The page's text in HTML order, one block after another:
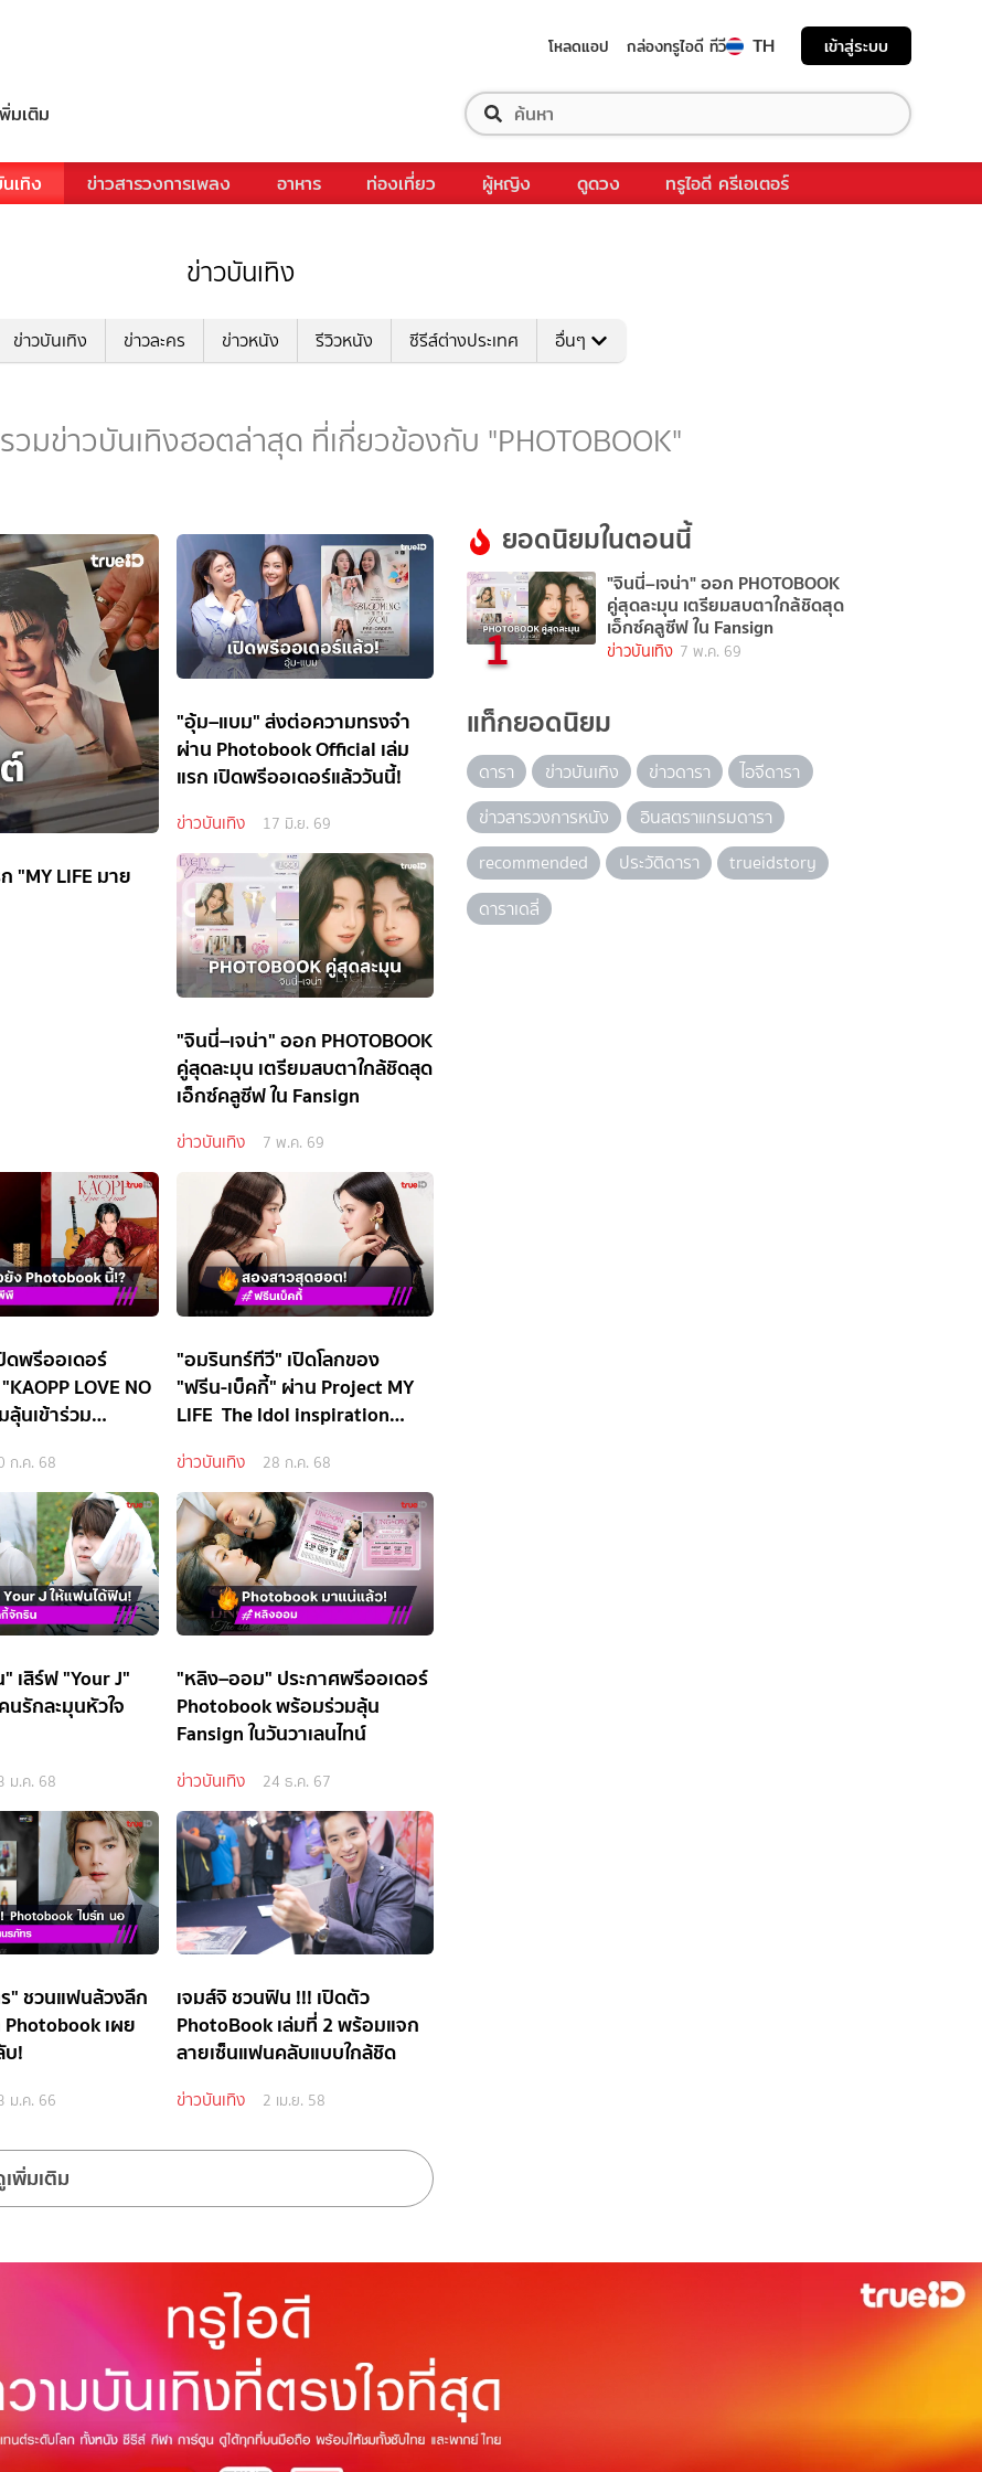
โหลดแอป กล่องทรูไอดี ทีวี TH เข้าสู่ระบบ
มเติม
เทิง ข่าวสารวงการเพลง อาหาร ท่องเที่ยว ผู้หญิง ดูดวง ทรูไอดี ครีเอเตอร์
ข่าวบันเทิง
ข่าวบันเทิง ข่าวละคร ข่าวหนัง รีวิวหนัง ซีรีส์ต่างประเทศ อื่นๆ
วมข่าวบันเทิงฮอตล่าสุด ที่เกี่ยวข้องกับ "PHOTOBOOK"
"MY LIFE มาย
"อุ้ม–แบม" ส่งต่อความทรงจำ
ผ่าน Photobook Official เล่ม
แรก เปิดพรีออเดอร์แล้ววันนี้!
ข่าวบันเทิง 17 มิ.ย. 69
"จินนี่–เจน่า" ออก PHOTOBOOK
คู่สุดละมุน เตรียมสบตาใกล้ชิดสุด
เอ็กซ์คลูซีฟ ใน Fansign
ข่าวบันเทิง 7 พ.ค. 69
ดพรีออเดอร์
LOVE NO
นเข้าร่วม
ก.ค. 68
"อมรินทร์ทีวี" เปิดโลกของ
"ฟรีน-เบ็คกี้" ผ่าน Project MY
LIFE The Idol inspiration
ข่าวบันเทิง 28 ก.ค. 68
เสิร์ฟ "Your J"
รักละมุนหัวใจ
ม.ค. 68
"หลิง–ออม" ประกาศพรีออเดอร์
Photobook พร้อมร่วมลุ้น
Fansign ในวันวาเลนไทน์
ข่าวบันเทิง 24 ธ.ค. 67
" ชวนแฟนล้วงลึก
เผย
บ!
ม.ค. 66
เจมส์จิ ชวนฟิน !!! เปิดตัว
PhotoBook เล่มที่ 2 พร้อมแจก
ลายเซ็นแฟนคลับแบบใกล้ชิด
ข่าวบันเทิง 2 เม.ย. 58
พิ่มเติม
ยอดนิยมในตอนนี้
1
"จินนี่–เจน่า" ออก PHOTOBOOK
คู่สุดละมุน เตรียมสบตาใกล้ชิดสุด
เอ็กซ์คลูซีฟ ใน Fansign
ข่าวบันเทิง 7 พ.ค. 69
แท็กยอดนิยม
ดารา ข่าวบันเทิง ข่าวดารา
ไอจีดารา
ข่าวสารวงการหนัง
อินสตราแกรมดารา
recommended
ประวัติดารา
trueidstory
ดาราเดลี่